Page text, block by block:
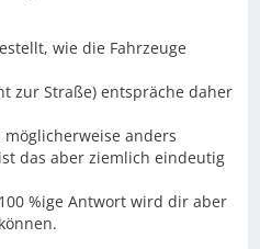
wie die Fahrzeuge
zur Straße) entspräche daher
anders
das aber ziemlich eindeutig
%ige Antwort wird dir aber